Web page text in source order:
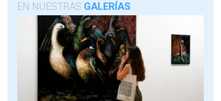
EN NUESTRAS GALERÍAS